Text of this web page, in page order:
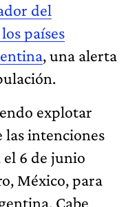
del
países
, una alerta
explotar
intenciones
el 6 de junio
México, para
Cabe